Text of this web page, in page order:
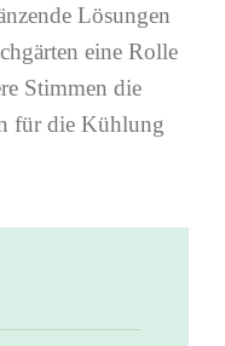
Lösungen
eine Rolle
Stimmen die
für die Kühlung